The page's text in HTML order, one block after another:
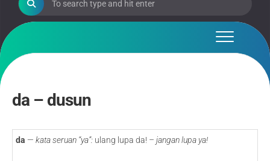
da – dusun
da — kataseruan “ya”: ulang lupa da! – jangan lupa ya!